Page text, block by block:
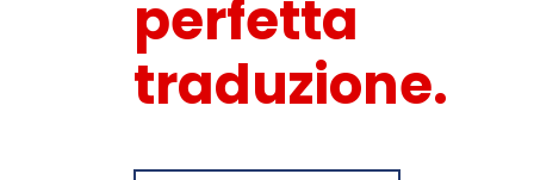
perfetta
traduzione.